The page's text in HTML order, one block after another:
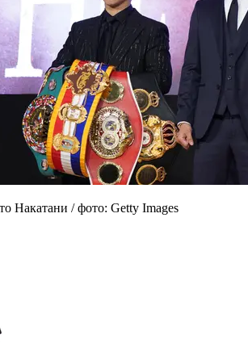
Накатани / фото: Getty Images